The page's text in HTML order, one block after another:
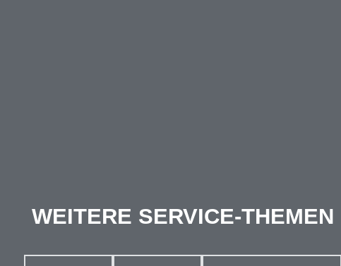
WEITERE SERVICE-THEMEN